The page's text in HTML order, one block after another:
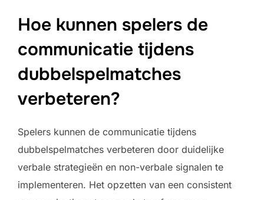
Hoe kunnen spelers de
communicatie tijdens
dubbelspelmatches
verbeteren?
Spelers kunnen de communicatie tijdens
dubbelspelmatches verbeteren door duidelijke
verbale strategieën en non-verbale signalen te
implementeren. Het opzetten van een consistent